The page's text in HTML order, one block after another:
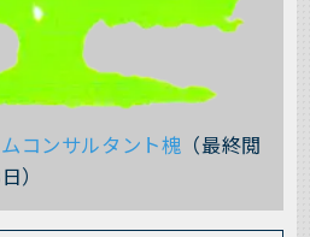
コンサルタント槐 （最終閲
）